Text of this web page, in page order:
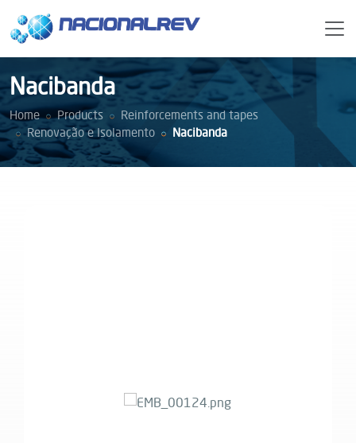
Nacibanda
Home Products
Reinforcements and tapes
Renovação e Isolamento
Nacibanda